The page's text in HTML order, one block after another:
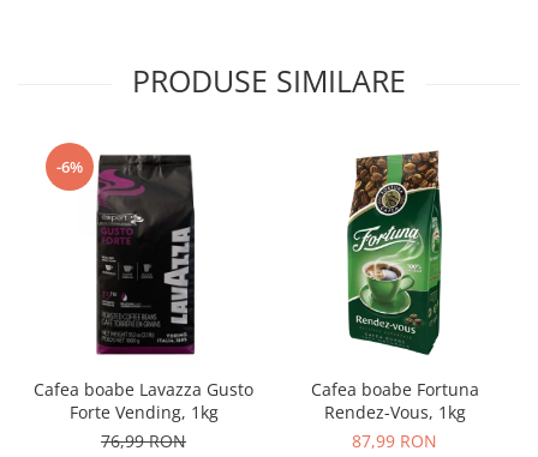
PRODUSE SIMILARE
-6%
Cafea boabe Lavazza Gusto
Forte Vending, 1kg
76,99 RON
Cafea boabe Fortuna
Rendez-Vous, 1kg
87,99 RON